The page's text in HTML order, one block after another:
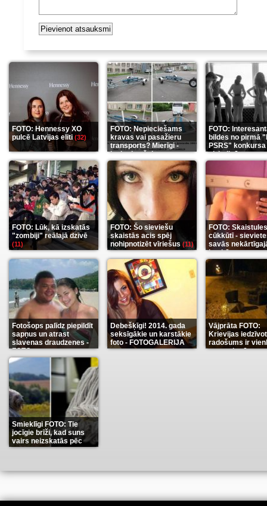
FOTO: Hennessy XO
pulcē Latvijas eliti(32)
FOTO: Nepieciešams
kravas vai pasažieru
transports? Mierīgi -
ieskaties šeit(35)
FOTO:
bildes no pirmā
PSRS" konkursa
aizkulisēm(12)
FOTO: Lūk, kā izskatās
"zombiji" reālajā dzīvē
(11)
FOTO: Šo sieviešu
skaistās acis spēj
nohipnotizēt vīriešus (11)
FOTO: Skaistules
cūkkūtī -
savās
istabās(12)
Fotošops palīdz piepildīt
sapņus un atrast
slavenas draudzenes -
FOTO(13)
Debešķīgi! 2014. gada
seksīgākie un karstākie
foto - FOTOGALERIJA
(9)
Vājprāta FOTO:
Krievijas
radošums ir
neaprakstāms
Smieklīgi FOTO: Tie
jocīgie brīži, kad suns
vairs neizskatās pēc
suņa(11)